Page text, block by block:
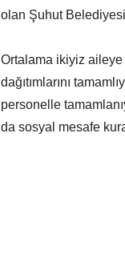
olan Şuhut
Ortalama ikiyiz
dağıtımlarını
personelle
da sosyal mesafe